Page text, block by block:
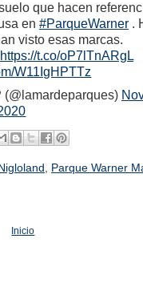
que hacen
en #ParqueWarner.
visto esas marcas.
https://t.co/oP7lTnARgL
W11IgHPTTz
Nigloland , Parque Warner
Inicio